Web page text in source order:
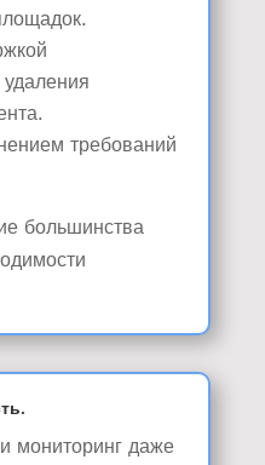
требований
большинства
мониторинг даже